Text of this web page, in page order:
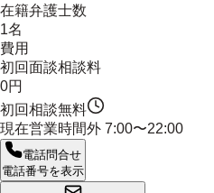
在籍弁護士数
1名
費用
初回面談相談料
0円
初回相談無料
現在営業時間外 7:00〜22:00
電話問合せ
電話番号を表示